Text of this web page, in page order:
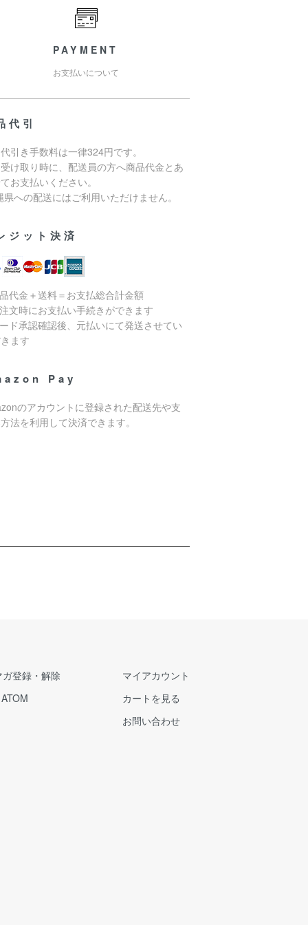
PAYMENT
お支払いについて
代引
引き手数料は一律324円です。
け取り時に、配送員の方へ商品代金とあ
お支払いください。
県への配送にはご利用いただけません。
ジット決済
代金＋送料＝お支払総合計金額
文時にお支払い手続きができます
ド承認確認後、元払いにて発送させてい
ます
Pay
のアカウントに登録された配送先や支
法を利用して決済できます。
ガ登録・解除
ATOM
マイアカウント
カートを見る
お問い合わせ